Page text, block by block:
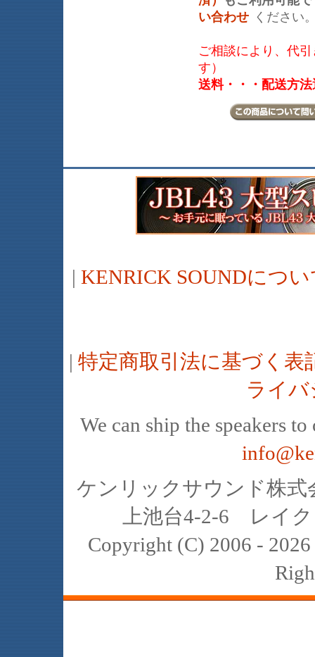
い合わせ ください
ご相談により、代
す）
送料・・・配送方
| KENRICK SOUNDにつ
| 特定商取引法に基づく表
ライ
We can ship the speakers
ケンリックサウンド株
上池台4-2-6 レイ
Copyright (C) 2006 -